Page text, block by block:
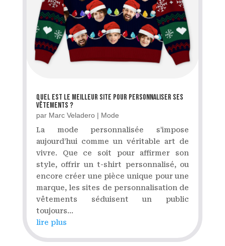
Quel est le meilleur site pour personnaliser ses
vêtements ?
par Marc Veladero| Mode
La mode personnalisée s’impose
aujourd’hui comme un véritable art de
vivre. Que ce soit pour affirmer son
style, offrir un t-shirt personnalisé, ou
encore créer une pièce unique pour une
marque, les sites de personnalisation de
vêtements séduisent un public
toujours...
lire plus